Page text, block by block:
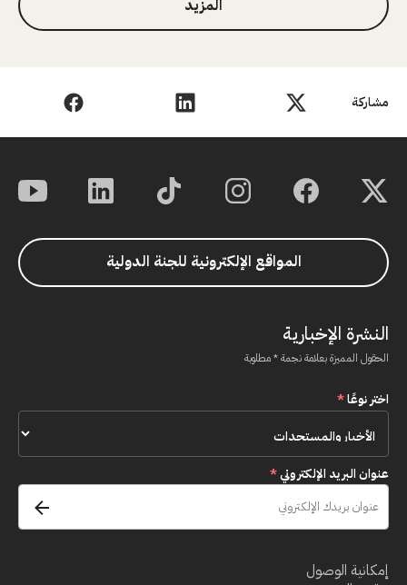
مشاركة
المزيد
المواقع الإلكترونية للجنة الدولية
النشرة الإخبارية
الحقول المميزة بعلامة نجمة * مطلوبة
اختر نوعًا*
عنوان البريد الإلكتروني*
إمكانية الوصول